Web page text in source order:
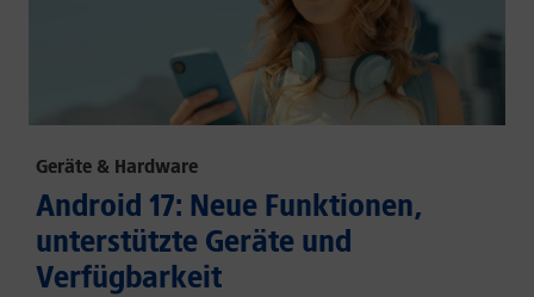
Geräte & Hardware
Android 17: Neue Funktionen,
unterstützte Geräte und
Verfügbarkeit